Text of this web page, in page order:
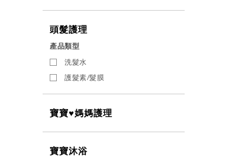
頭髮護理
產品類型
洗髮水
護髮素/髮膜
寶寶♥媽媽護理
寶寶沐浴